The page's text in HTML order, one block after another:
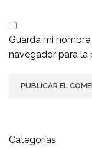
Guarda mi
navegador para la
Categorías